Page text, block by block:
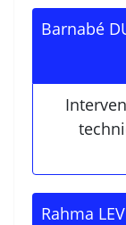
Barnabé
Rahma